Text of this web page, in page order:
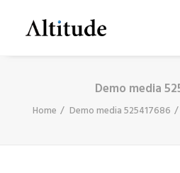
Demo media
Home Demo media 525417686